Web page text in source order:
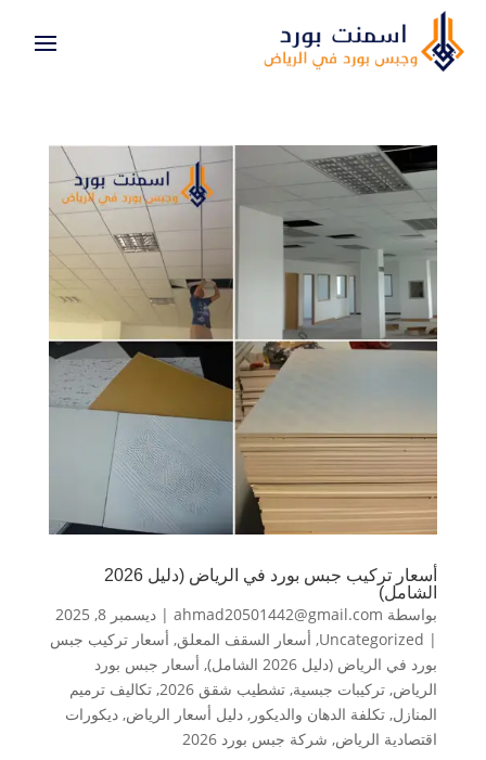
أسعار تركيب جبس بورد في الرياض (دليل 2026
الشامل)
بواسطة ahmad20501442@gmail.com
| ديسمبر 8, 2025
|
Uncategorized
, أسعار السقف المعلق, أسعار تركيب جبس
بورد في الرياض (دليل 2026 الشامل)
, أسعار جبس بورد
الرياض, تركيبات جبسية, تشطيب شقق 2026 , تكاليف ترميم
المنازل, تكلفة الدهان والديكور , دليل أسعار الرياض, ديكورات
اقتصادية الرياض, شركة جبس بورد 2026